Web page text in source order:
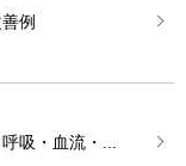
例
吸・血流・...